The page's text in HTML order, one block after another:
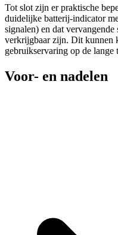
Tot slot zijn er praktische
duidelijke batterij-indicator
signalen) en dat
verkrijgbaar zijn. Dit kunnen
gebruikservaring op de lange
Voor- en nadelen